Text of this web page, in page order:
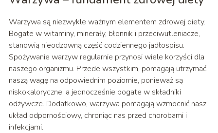
Warzywa są niezwykle ważnym elementem zdrowej diety.
Bogate w witaminy, minerały, błonnik i przeciwutleniacze,
stanowią nieodzowną część codziennego jadłospisu.
Spożywanie warzyw regularnie przynosi wiele korzyści dla
naszego organizmu. Przede wszystkim, pomagają utrzymać
naszą wagę na odpowiednim poziomie, ponieważ są
niskokaloryczne, a jednocześnie bogate w składniki
odżywcze. Dodatkowo, warzywa pomagają wzmocnić nasz
układ odpornościowy, chroniąc nas przed chorobami i
infekcjami.